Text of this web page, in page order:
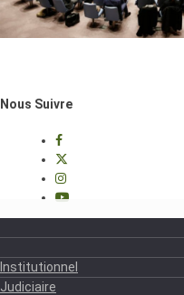
Nous Suivre
Institutionnel
Judiciaire